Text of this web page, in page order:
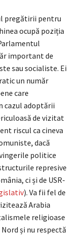
pregătirii pentru
ocupă poziția
important de
sau socialiste. Ei
un număr
care
cazul adoptării
de vizitat
riscul ca cineva
dacă
politice
represive
ci și de USR-
). Va fii fel de
Arabia
religioase
și nu respectă